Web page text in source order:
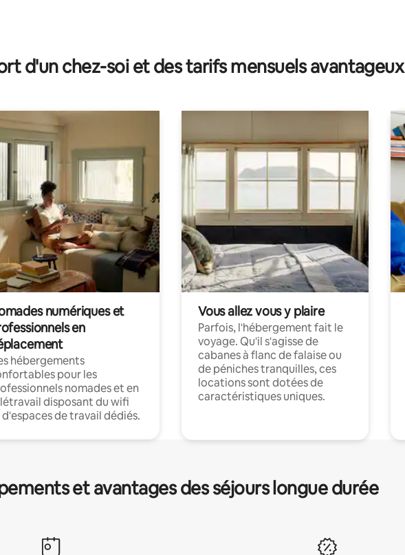
sur la base de 4 commentaires : 5 sur 5
d'un chez-soi et des tarifs mensuels avantageux
numériques et
en
hébergements
pour les
nomades et en
disposant du wifi
de travail dédiés.
Vous allez vous y plaire
Parfois, l'hébergement fait le
voyage. Qu'il s'agisse de
cabanes à flanc de falaise ou
de péniches tranquilles, ces
locations sont dotées de
caractéristiques uniques.
et avantages des séjours longue durée